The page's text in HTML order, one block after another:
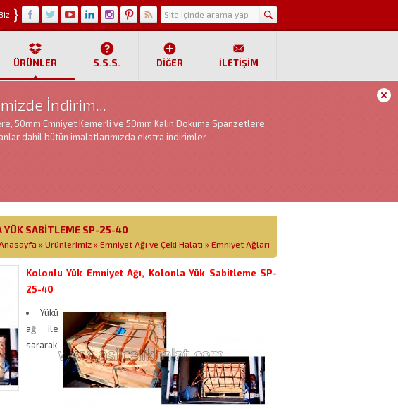
}
ÜRÜNLER S.S.S. DIĞER İLETIŞIM
İndirim...
50mm Emniyet Kemerli ve 50mm Kalın Dokuma Spanzetlere
dahil bütün imalatlarımızda ekstra indirimler
YÜK SABITLEME SP-25-40
Anasayfa » Ürünlerimiz » Emniyet Ağı ve Çeki Halatı » Emniyet Ağları
Kolonlu Yük Emniyet Ağı, Kolonla Yük Sabitleme SP-
25-40
Yükü
ağ ile
sararak